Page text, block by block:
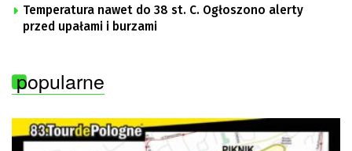
Temperatura nawet do 38 st. C. Ogłoszono alerty
przed upałami i burzami
popularne